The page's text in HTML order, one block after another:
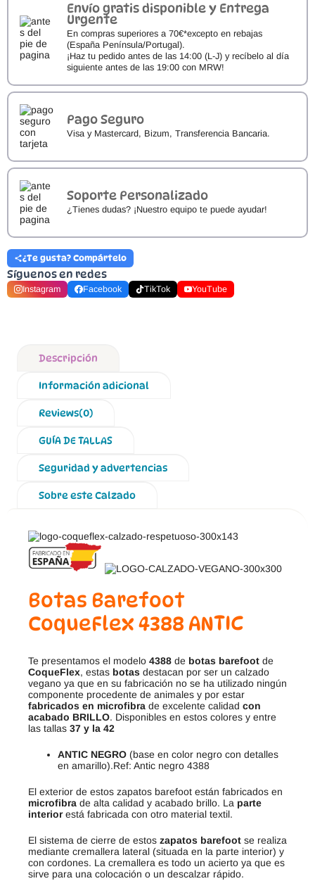
Envío gratis disponible y Entrega
Urgente
En compras superiores a 70€*excepto en rebajas
(España Península/Portugal).
¡Haz tu pedido antes de las 14:00 (L-J) y recíbelo al día
siguiente antes de las 19:00 con MRW!
Pago Seguro
Visa y Mastercard, Bizum, Transferencia Bancaria.
Soporte Personalizado
¿Tienes dudas? ¡Nuestro equipo te puede ayudar!
¿Te gusta? Compártelo
Síguenos en redes
Instagram Facebook TikTok YouTube
Descripción
Información adicional
Reviews(0)
GUÍA DE TALLAS
Seguridad y advertencias
Sobre este Calzado
Botas Barefoot
CoqueFlex 4388 ANTIC
Te presentamos el modelo 4388 de botas barefoot de
CoqueFlex, estas botas destacan por ser un calzado
vegano ya que en su fabricación no se ha utilizado ningún
componente procedente de animales y por estar
fabricados en microfibra de excelente calidad con
acabado BRILLO. Disponibles en estos colores y entre
las tallas 37 y la 42
ANTIC NEGRO (base en color negro con detalles
en amarillo).Ref: Antic negro 4388
El exterior de estos zapatos barefoot están fabricados en
microfibra de alta calidad y acabado brillo. La parte
interiorestá fabricada con otro material textil.
El sistema de cierre de estos zapatos barefoot se realiza
mediante cremallera lateral (situada en la parte interior) y
con cordones. La cremallera es todo un acierto ya que es
sirve para una colocación o un descalzar rápido.